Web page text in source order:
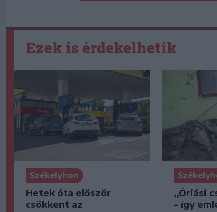
Ezek is érdekelhetik
Székelyhon
Hetek óta először
csökkent az
„Óriási
– így